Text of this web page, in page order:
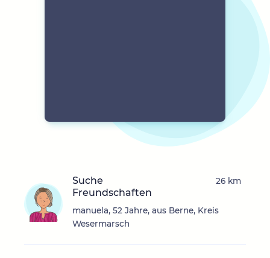
Suche
Freundschaften
manuela, 52 Jahre, aus Berne, Kreis
Wesermarsch
26 km